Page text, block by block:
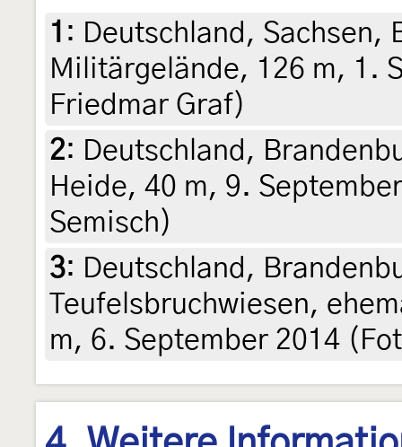
1 : Deutschland, Sachsen,
Militärgelände, 126 m, 1.
Friedmar Graf)
2: Deutschland,
Heide, 40 m, 9.
Semisch)
3: Deutschland,
Teufelsbruchwiesen,
m, 6. September 2014